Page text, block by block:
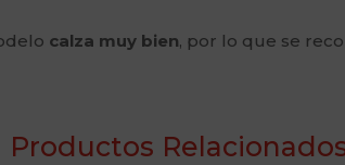
calza muy bien, por lo que se
Productos